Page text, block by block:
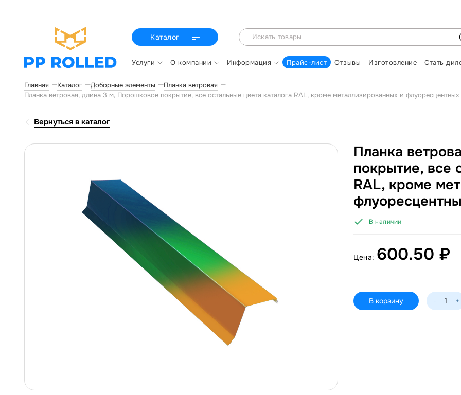
Каталог
Услуги О компании Информация Прайс-лист Отзывы Изготовление Стать
Главная Каталог Доборные элементы
Планка ветровая
Планка ветровая, длина 3 м, Порошковое покрытие, все остальные цвета каталога RAL, кроме металлизированных и флуоресцентных
Вернуться в каталог
Планка
покрытие, все
RAL, кроме
В наличии
Цена: 600.50 ₽
В корзину - +